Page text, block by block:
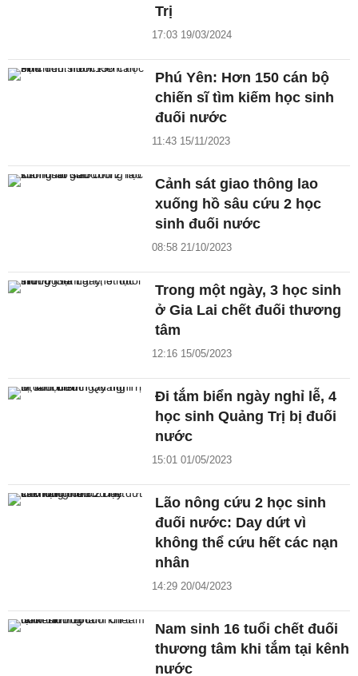
Trị
17:03 19/03/2024
Phú Yên: Hơn 150 cán bộ
chiến sĩ tìm kiếm học sinh
đuối nước
11:43 15/11/2023
Cảnh sát giao thông lao
xuống hồ sâu cứu 2 học
sinh đuối nước
08:58 21/10/2023
Trong một ngày, 3 học sinh
ở Gia Lai chết đuối thương
tâm
12:16 15/05/2023
Đi tắm biển ngày nghỉ lễ, 4
học sinh Quảng Trị bị đuối
nước
15:01 01/05/2023
Lão nông cứu 2 học sinh
đuối nước: Day dứt vì
không thể cứu hết các nạn
nhân
14:29 20/04/2023
Nam sinh 16 tuổi chết đuối
thương tâm khi tắm tại kênh
nước